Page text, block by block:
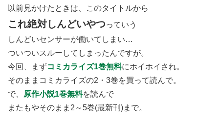
以前見かけたときは、このタイトルから
これ絶対しんどいやつっていう
しんどいセンサーが働いてしまい…
ついついスルーしてしまったんですが。
今回、まずコミカライズ1巻無料にホイホイされ。
そのままコミカライズの2・3巻を買って読んで。
で、
原作小説1巻無料を読んで
またもやそのまま2～5巻(最新刊)まで。